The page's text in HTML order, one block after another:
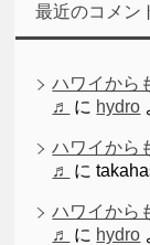
最近のコメン
ハワイから
♬
に hydro
ハワイから
♬
に
ハワイから
♬
に hydro